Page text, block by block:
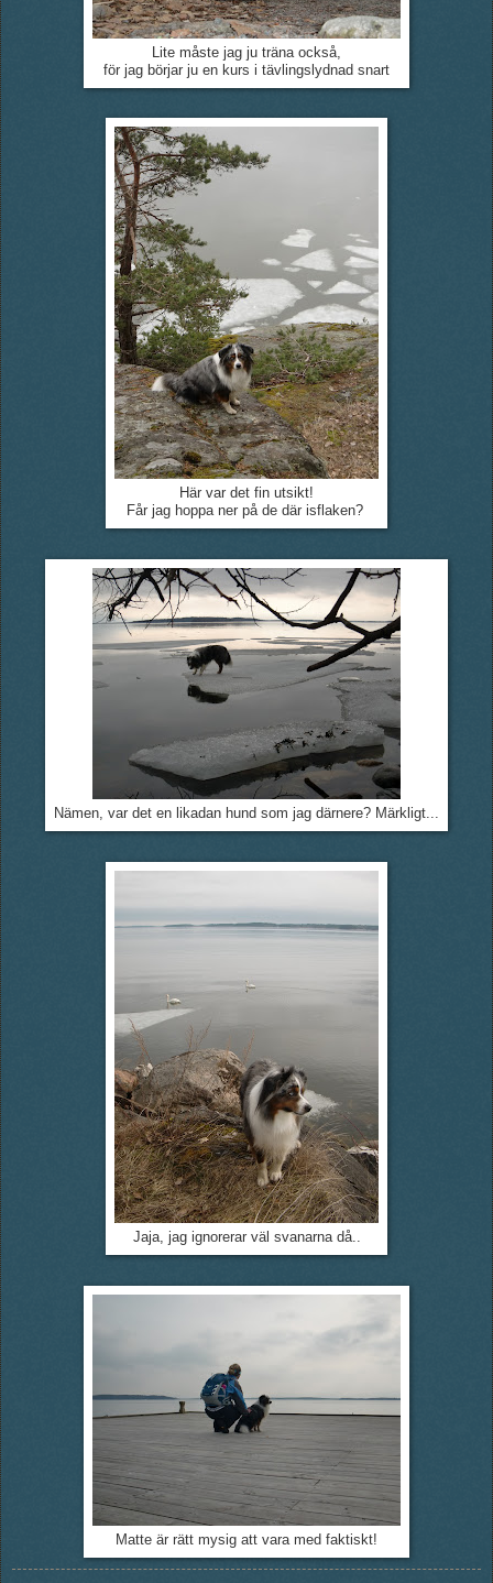
Lite måste jag ju träna också,
för jag börjar ju en kurs i tävlingslydnad snart
Här var det fin utsikt!
Får jag hoppa ner på de där isflaken?
Nämen, var det en likadan hund som jag därnere? Märkligt...
Jaja, jag ignorerar väl svanarna då..
Matte är rätt mysig att vara med faktiskt!